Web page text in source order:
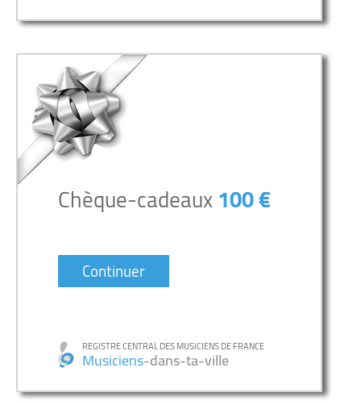
Chèque-cadeaux100 €
Continuer
REGISTRE CENTRAL DES MUSICIENS DE FRANCE
Musiciens-dans-ta-ville